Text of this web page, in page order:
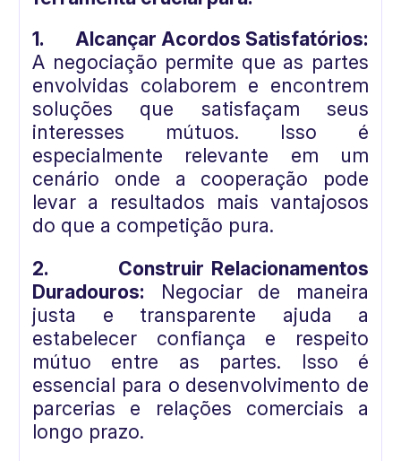
1.
Alcançar Acordos Satisfatórios:
A negociação permite que as partes
envolvidas colaborem e encontrem
soluções que satisfaçam seus
interesses mútuos. Isso é
especialmente relevante em um
cenário onde a cooperação pode
levar a resultados mais vantajosos
do que a competição pura.
2.
Construir Relacionamentos
Duradouros: Negociar de maneira
justa e transparente ajuda a
estabelecer confiança e respeito
mútuo entre as partes. Isso é
essencial para o desenvolvimento de
parcerias e relações comerciais a
longo prazo.